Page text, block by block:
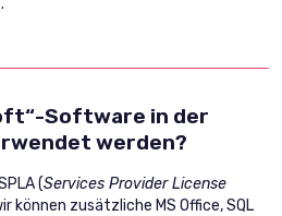
Software in der
werden?
(Services Provider License
können zusätzliche MS Office, SQL